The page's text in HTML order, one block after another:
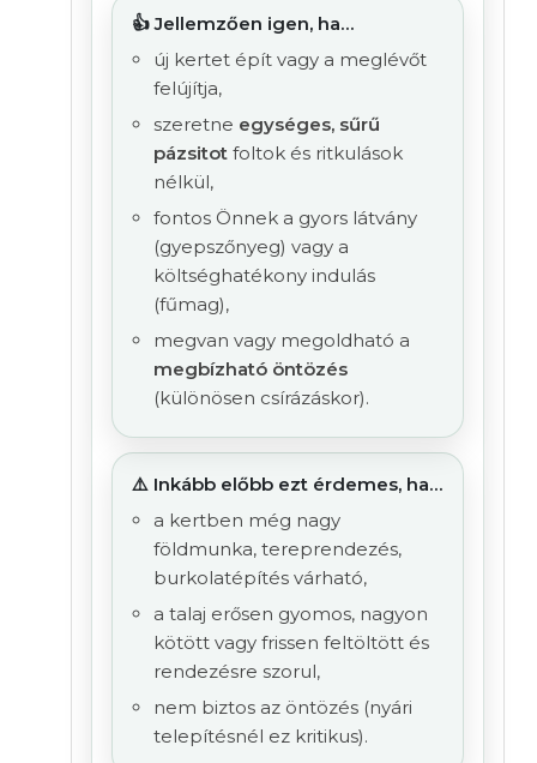
👍 Jellemzően igen, ha…
új kertet épít vagy a meglévőt
felújítja,
szeretne egységes, sűrű
pázsitot foltok és ritkulások
nélkül,
fontos Önnek a gyors látvány
(gyepszőnyeg) vagy a
költséghatékony indulás
(fűmag),
megvan vagy megoldható a
megbízható öntözés
(különösen csírázáskor).
⚠️ Inkább előbb ezt érdemes, ha…
a kertben még nagy
földmunka, tereprendezés,
burkolatépítés várható,
a talaj erősen gyomos, nagyon
kötött vagy frissen feltöltött és
rendezésre szorul,
nem biztos az öntözés (nyári
telepítésnél ez kritikus).